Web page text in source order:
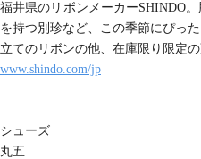
福井県のリボンメーカーSHINDO
を持つ別珍など、この季節にぴっ
立てのリボンの他、在庫限り限定
www.shindo.com/jp
シューズ
丸五